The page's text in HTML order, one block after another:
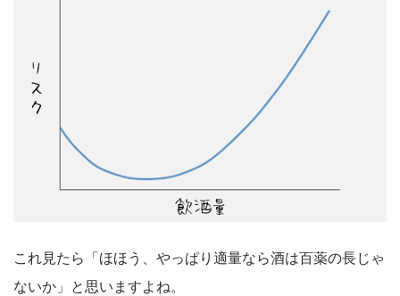
これ見たら「ほほう、やっぱり適量なら酒は百薬の長じゃ
ないか」と思いますよね。